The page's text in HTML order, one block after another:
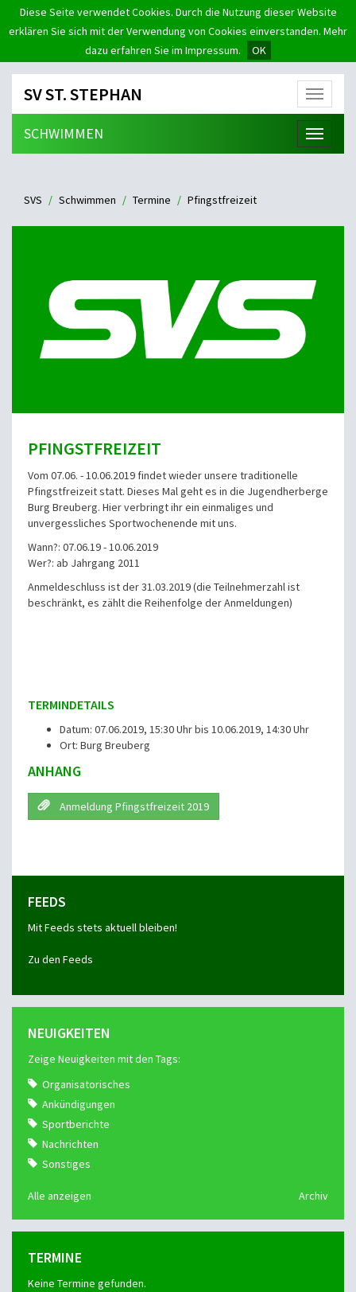
Diese Seite verwendet Cookies. Durch die Nutzung dieser Website
erklären Sie sich mit der Verwendung von Cookies einverstanden. Mehr
dazu erfahren Sie im Impressum.
OK
Menü
SV ST. STEPHAN
Menü
SCHWIMMEN
SVS Schwimmen Termine Pfingstfreizeit
PFINGSTFREIZEIT
Vom 07.06. - 10.06.2019 findet wieder unsere traditionelle
Pfingstfreizeit statt. Dieses Mal geht es in die Jugendherberge
Burg Breuberg. Hier verbringt ihr ein einmaliges und
unvergessliches Sportwochenende mit uns.
Wann?: 07.06.19 - 10.06.2019
Wer?: ab Jahrgang 2011
Anmeldeschluss ist der 31.03.2019 (die Teilnehmerzahl ist
beschränkt, es zählt die Reihenfolge der Anmeldungen)
TERMINDETAILS
Datum: 07.06.2019, 15:30 Uhr bis 10.06.2019, 14:30 Uhr
Ort: Burg Breuberg
ANHANG
Anmeldung Pfingstfreizeit 2019
FEEDS
Mit Feeds stets aktuell bleiben!
Zu den Feeds
NEUIGKEITEN
Zeige Neuigkeiten mit den Tags:
Organisatorisches
Ankündigungen
Sportberichte
Nachrichten
Sonstiges
Alle anzeigen Archiv
TERMINE
Keine Termine gefunden.